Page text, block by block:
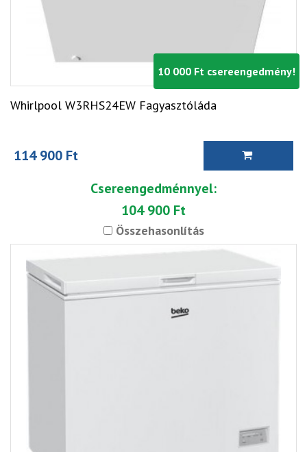
10 000 Ft csereengedmény!
Whirlpool W3RHS24EW Fagyasztóláda
114 900 Ft
Csereengedménnyel:
104 900 Ft
Összehasonlítás